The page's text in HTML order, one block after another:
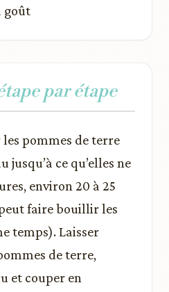
goût
par étape
pommes de terre
jusqu’à ce qu’elles ne
environ 20 à 25
faire bouillir les
temps). Laisser
de terre,
et couper en